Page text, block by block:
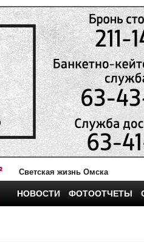
Светская жизнь Омска
НОВОСТИ ФОТООТЧЕТЫ